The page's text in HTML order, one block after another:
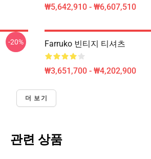
₩5,642,910 - ₩6,607,510
-20% Farruko 빈티지 티셔츠
₩3,651,700 - ₩4,202,900
더 보기
관련 상품